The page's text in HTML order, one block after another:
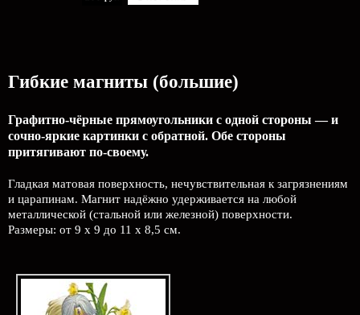
Гибкие магниты (большие)
Графитно-чёрные прямоугольники с одной стороны — и
сочно-яркие картинки с обратной. Обе стороны
притягивают по-своему.
Гладкая матовая поверхность, нечувствительная к загрязнениям
и царапинам. Магнит надёжно удерживается на любой
металлической (стальной или железной) поверхности.
Размеры: от 9 х 9 до 11 х 8,5 см.